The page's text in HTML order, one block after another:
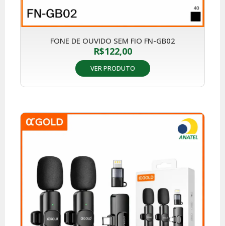
FONE DE OUVIDO SEM FIO FN-GB02
R$122,00
VER PRODUTO